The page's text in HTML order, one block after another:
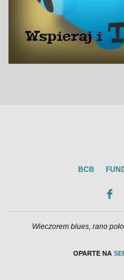
BCB
Wieczorem blues, rano
OPARTE NA